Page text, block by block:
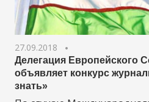
27.09.2018
Делегация Европейского
объявляет конкурс
знать»